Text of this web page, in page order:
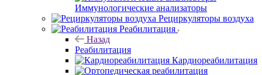
Иммунологические анализаторы
Рециркуляторы воздуха
Реабилитация
Назад
Реабилитация
Кардиореабилитация